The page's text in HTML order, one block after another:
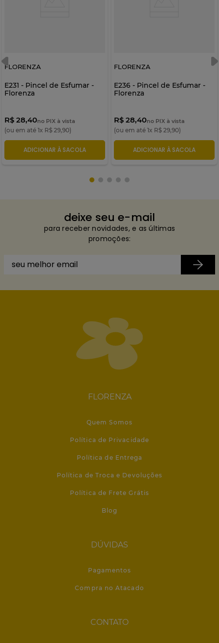
FLORENZA
E231 - Pincel de Esfumar -
Florenza
R$ 28,40no PIX à vista
(ou em até 1x R$ 29,90)
ADICIONAR À SACOLA
FLORENZA
E236 - Pincel de Esfumar -
Florenza
R$ 28,40no PIX à vista
(ou em até 1x R$ 29,90)
ADICIONAR À SACOLA
deixe seu e-mail
para receber novidades, e as últimas
promoções:
FLORENZA
Quem Somos
Política de Privacidade
Política de Entrega
Política de Troca e Devoluções
Política de Frete Grátis
Blog
DÚVIDAS
Pagamentos
Compra no Atacado
CONTATO